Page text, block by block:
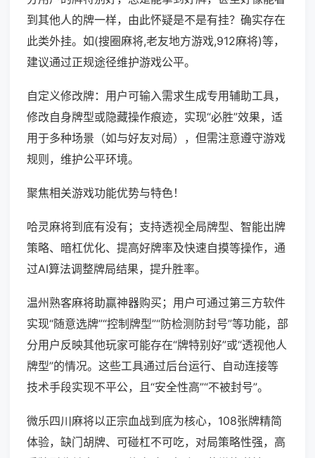
到其他人的牌一样，由此怀疑是不是有挂？确实存在
此类外挂。如(搜圈麻将,老友地方游戏,912麻将)等，
建议通过正规途径维护游戏公平。
自定义修改牌：用户可输入需求生成专用辅助工具，
修改自身牌型或隐藏操作痕迹，实现“必胜”效果，适
用于多种场景（如与好友对局），但需注意遵守游戏
规则，维护公平环境。
聚焦相关游戏功能优势与特色！
哈灵麻将到底有没有；支持透视全局牌型、智能出牌
策略、暗杠优化、提高好牌率及快速自摸等操作，通
过AI算法调整牌局结果，提升胜率。
温州熟客麻将助赢神器购买；用户可通过第三方软件
实现“随意选牌”“控制牌型”“防检测防封号”等功能，部
分用户反映其他玩家可能存在“牌特别好”或“透视他人
牌型”的情况。这些工具通过后台运行、自动连接等
技术手段实现不平公，且“安全性高”“不被封号”。
微乐四川麻将以正宗血战到底为核心，108张牌精简
体验，缺门胡牌、可碰杠不可吃，对局策略性强，高